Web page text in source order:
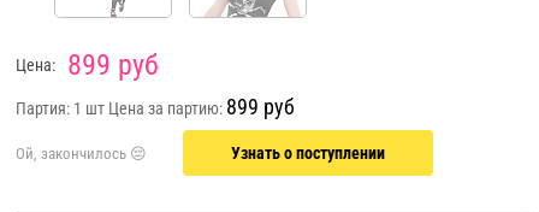
Цена: 899 руб
Партия: 1 шт Цена за партию: 899 руб
Узнать о поступлении